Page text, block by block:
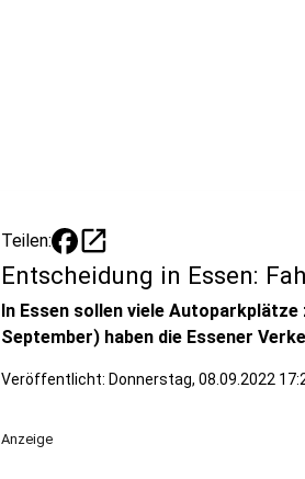
Teilen: open_in_new
Entscheidung in Essen:
In Essen sollen viele
September) haben die Essener
Veröffentlicht: Donnerstag, 08.09.2022
Anzeige